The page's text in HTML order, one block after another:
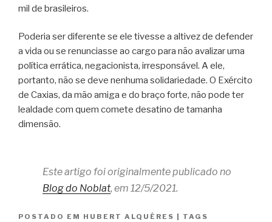
mil de brasileiros.
Poderia ser diferente se ele tivesse a altivez de defender
a vida ou se renunciasse ao cargo para não avalizar uma
política errática, negacionista, irresponsável. A ele,
portanto, não se deve nenhuma solidariedade. O Exército
de Caxias, da mão amiga e do braço forte, não pode ter
lealdade com quem comete desatino de tamanha
dimensão.
Este artigo foi originalmente publicado no
Blog do Noblat, em 12/5/2021.
POSTADO EM HUBERT ALQUÉRES | TAGS